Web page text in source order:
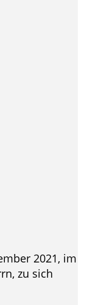
2021, im
zu sich